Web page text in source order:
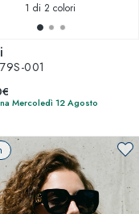
1 di 2 colori
001
Mercoledì 12 Agosto